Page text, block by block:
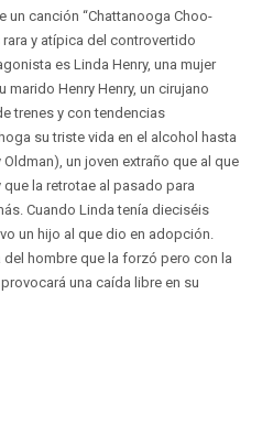
un canción “Chattanooga Choo-
rara y atípica del controvertido
es Linda Henry, una mujer
Henry Henry, un cirujano
trenes y con tendencias
su triste vida en el alcohol hasta
un joven extraño que al que
la retrotae al pasado para
Cuando Linda tenía dieciséis
un hijo al que dio en adopción.
del hombre que la forzó pero con la
una caída libre en su